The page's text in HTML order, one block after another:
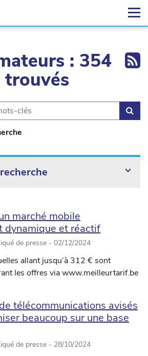
: 354
marché mobile
dynamique et réactif
de presse - 02/12/2024
allant jusqu’à 312 € sont
les offres via www.meilleurtarif.be
télécommunications avisés
beaucoup sur une base
de presse - 28/10/2024